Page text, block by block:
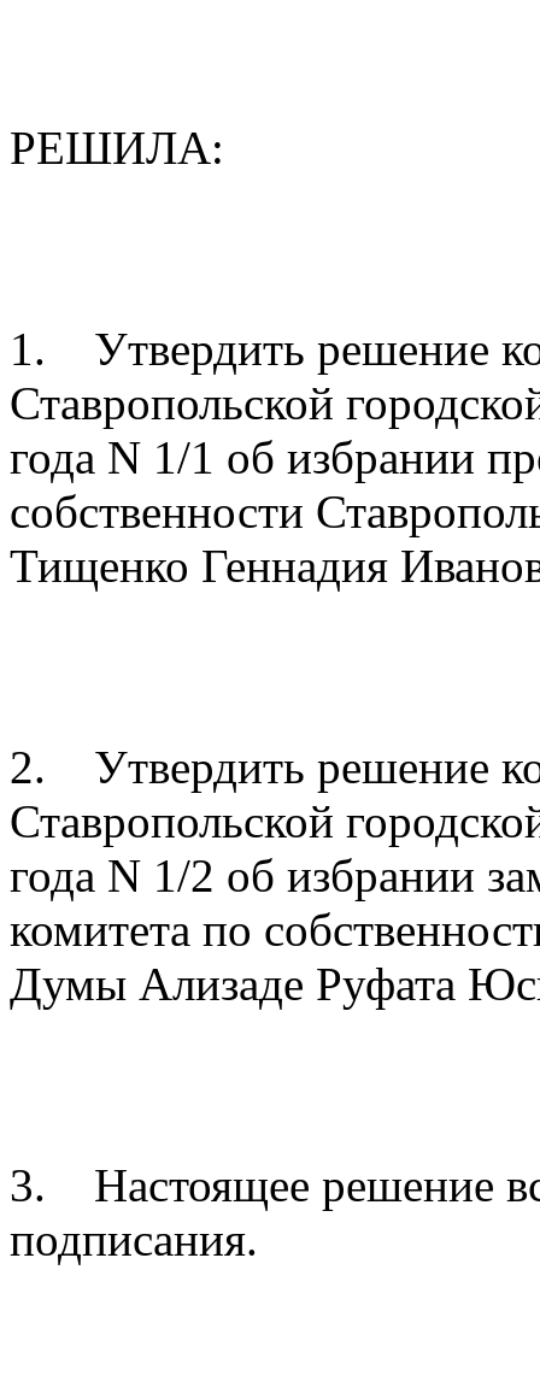
РЕШИЛА:
1. Утвердить решение
Ставропольской
года N 1/1 об избрании
собственности
Тищенко Геннадия
2. Утвердить решение
Ставропольской
года N 1/2 об избрании
комитета по
Думы Ализаде Руфата
3. Настоящее решение
подписания.